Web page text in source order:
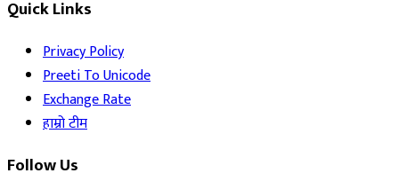
Quick Links
Privacy Policy
Preeti To Unicode
Exchange Rate
हाम्रो टीम
Follow Us